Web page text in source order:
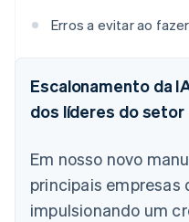
Erros a evitar ao
Escalonamento da
dos líderes do setor
Em nosso novo
principais empresas
impulsionando um